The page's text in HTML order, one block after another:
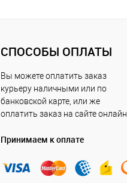
СПОСОБЫ ОПЛАТЫ
Вы можете оплатить заказ
курьеру наличными или по
банковской карте, или же
оплатить заказ на сайте онлайн.
Принимаем к оплате